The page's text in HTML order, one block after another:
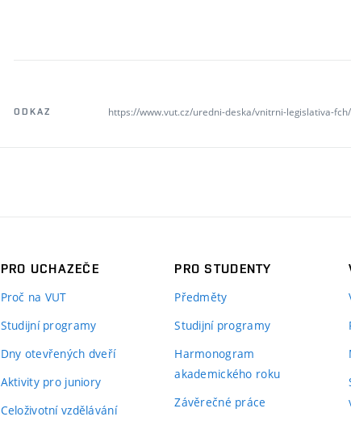
ODKAZ https://www.vut.cz/uredni-deska/vnitrni-legislativa-
PRO UCHAZEČE
Proč na VUT
Studijní programy
Dny otevřených dveří
Aktivity pro juniory
Celoživotní vzdělávání
PRO STUDENTY
Předměty
Studijní programy
Harmonogram
akademického roku
Závěrečné práce